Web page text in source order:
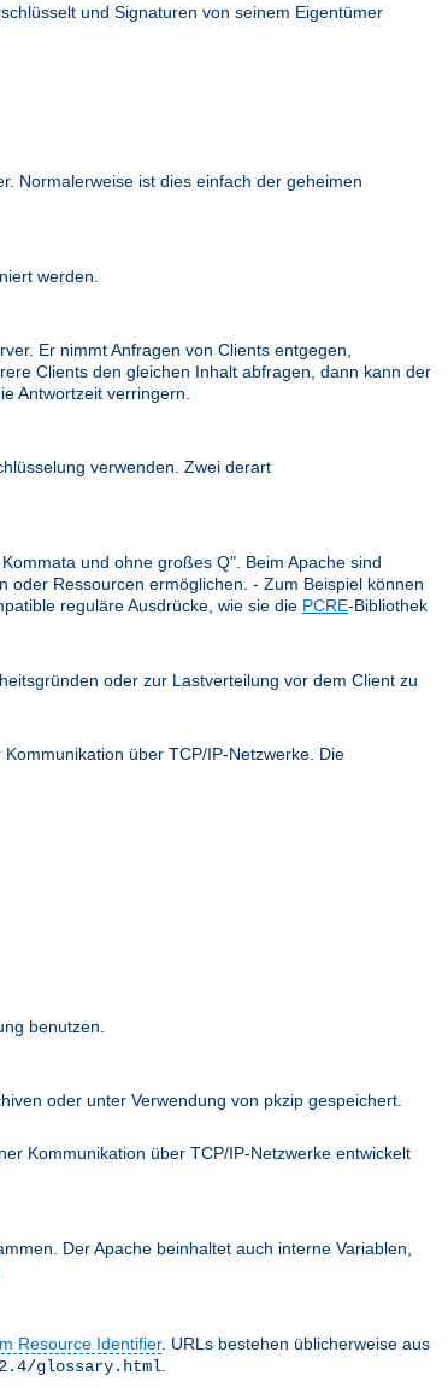
und Signaturen von seinem Eigentümer
Normalerweise ist dies einfach der geheimen
werden.
Er nimmt Anfragen von Clients entgegen,
Clients den gleichen Inhalt abfragen, dann kann der
Antwortzeit verringern.
verwenden. Zwei derart
und ohne großes Q". Beim Apache sind
oder Ressourcen ermöglichen. - Zum Beispiel können
reguläre Ausdrücke, wie sie die PCRE-Bibliothek
oder zur Lastverteilung vor dem Client zu
über TCP/IP-Netzwerke. Die
benutzen.
oder unter Verwendung von pkzip gespeichert.
Kommunikation über TCP/IP-Netzwerke entwickelt
Der Apache beinhaltet auch interne Variablen,
Resource Identifier. URLs bestehen üblicherweise aus
glossary.html